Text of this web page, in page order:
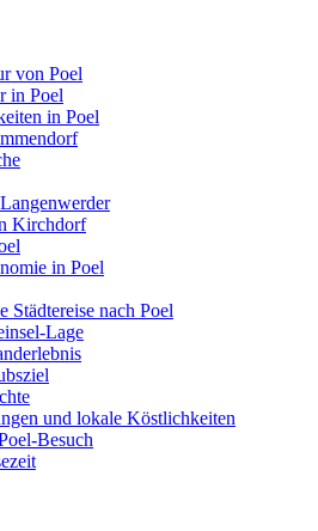
von Poel
in Poel
in Poel
Kirchdorf
in Poel
Städtereise nach Poel
Lage
und lokale Köstlichkeiten
Besuch